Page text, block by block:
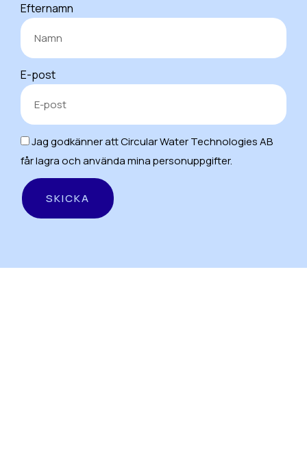
Efternamn
E-post
Jag godkänner att Circular Water Technologies AB
får lagra och använda mina personuppgifter.
SKICKA